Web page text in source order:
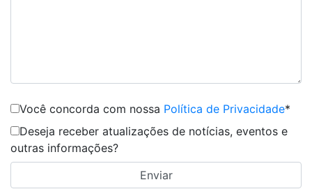
Você concorda com nossa Política de Privacidade*
Deseja receber atualizações de notícias, eventos e
outras informações?